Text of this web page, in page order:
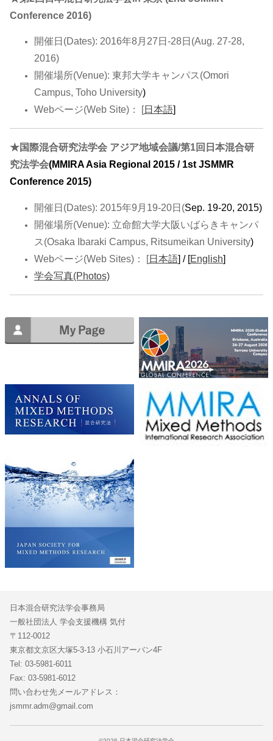
Conference 2016)
開催日(Dates): 2016年8月27日-28日(Aug. 27-28,
2016)
開催場所(Venue): 東邦大学キャンパス(Omori
Campus, Toho University)
Webページ(Web Site)： [日本語]
★国際混合研究法学会 アジア地域会議/第1回日本混合研
究法学会(MMIRA Asia Regional 2015 / 1st JSMMR
Conference 2015)
開催日(Dates): 2015年9月19-20日(Sep. 19-20, 2015)
開催場所(Venue): 立命館大学大阪いばらきキャンパ
ス(Osaka Ibaraki Campus, Ritsumeikan University)
Webページ(Web Sites)： [日本語] / [English]
学会写真(Photos)
日本混合研究法学会事務局
一般社団法人 学会支援機構 気付
〒112-0012
東京都文京区大塚5-3-13 小石川アーバン4F
Tel: 03-5981-6011
Fax: 03-5981-6012
問い合わせ先メールアドレス：
jsmmr.adm@gmail.com